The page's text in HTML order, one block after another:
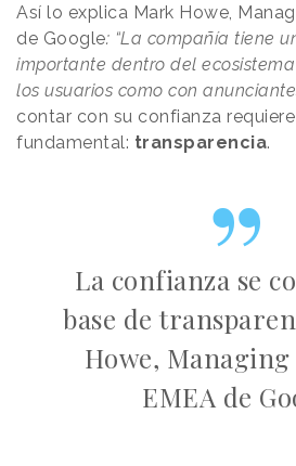
Así lo explica Mark Howe,
de Google: “La compañía tiene
importante dentro del
los usuarios como con
contar con su confianza
fundamental: transparencia.
La confianza se
base de
Howe,
EMEA de